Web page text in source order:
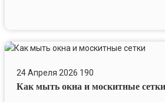
Как
окна24 Апреля 2026 190
Как мыть окна и москитные сетки